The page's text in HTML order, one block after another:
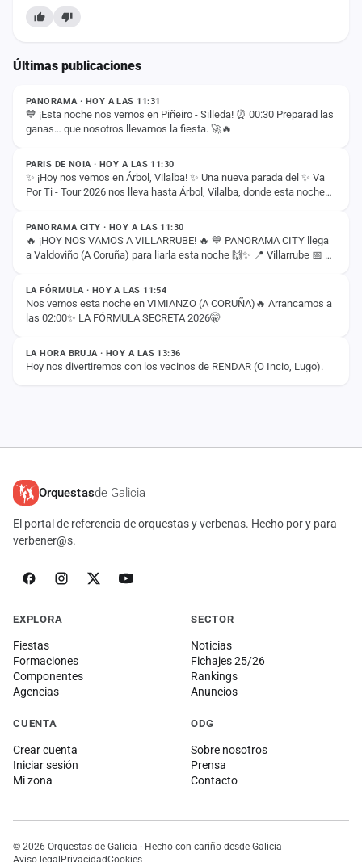
Últimas publicaciones
ESTADO
PANORAMA · HOY A LAS 11:31
💙 ¡Esta noche nos vemos en Piñeiro - Silleda! ⏰ 00:30 Preparad las
ganas… que nosotros llevamos la fiesta. 🚀🔥
ESTADO
PARIS DE NOIA · HOY A LAS 11:30
✨ ¡Hoy nos vemos en Árbol, Vilalba! ✨ Una nueva parada del ✨ Va
Por Ti - Tour 2026 nos lleva hasta Árbol, Vilalba, donde esta noche
ESTADO
PANORAMA CITY · HOY A LAS 11:30
🔥 ¡HOY NOS VAMOS A VILLARRUBE! 🔥 💙 PANORAMA CITY llega
a Valdoviño (A Coruña) para liarla esta noche 🙌✨ 📍 Villarrube 📅 8
ESTADO
LA FÓRMULA · HOY A LAS 11:54
Nos vemos esta noche en VIMIANZO (A CORUÑA)🔥 Arrancamos a
las 02:00✨ LA FÓRMULA SECRETA 2026🤫
ESTADO
LA HORA BRUJA · HOY A LAS 13:36
Hoy nos divertiremos con los vecinos de RENDAR (O Incio, Lugo).
Orquestasde Galicia
El portal de referencia de orquestas y verbenas. Hecho por y para
verbener@s.
EXPLORA
Fiestas
Formaciones
Componentes
Agencias
SECTOR
Noticias
Fichajes 25/26
Rankings
Anuncios
CUENTA
Crear cuenta
Iniciar sesión
Mi zona
ODG
Sobre nosotros
Prensa
Contacto
© 2026 Orquestas de Galicia · Hecho con cariño desde Galicia
Aviso legal PrivacidadCookies